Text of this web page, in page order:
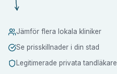
Jämför flera lokala kliniker
Se prisskillnader i din stad
Legitimerade privata tandläkare